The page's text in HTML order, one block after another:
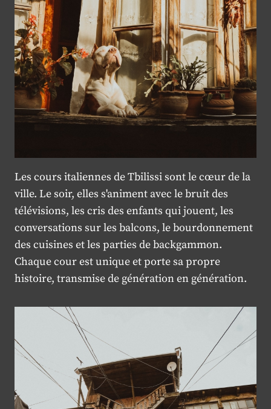
Les cours italiennes de Tbilissi sont le cœur de la
ville. Le soir, elles s'animent avec le bruit des
télévisions, les cris des enfants qui jouent, les
conversations sur les balcons, le bourdonnement
des cuisines et les parties de backgammon.
Chaque cour est unique et porte sa propre
histoire, transmise de génération en génération.